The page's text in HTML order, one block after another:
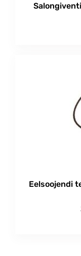
Eelsoojendi